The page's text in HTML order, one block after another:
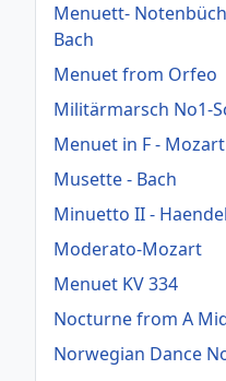
Menuett-
Bach
Menuet from Orfeo
Militärmarsch No1-
Menuet in F - Mozart
Musette - Bach
Minuetto II - Haendel
Moderato-Mozart
Menuet KV 334
Nocturne from A
Norwegian Dance